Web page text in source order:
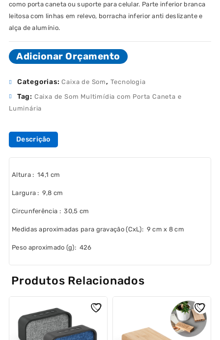
como porta caneta ou suporte para celular. Parte inferior branca
leitosa com linhas em relevo, borracha inferior anti deslizante e
alça de alumínio.
Adicionar Orçamento
Categorias:Caixa de Som, Tecnologia
Tag: Caixa de Som Multimídia com Porta Caneta e
Luminária
Descrição
Altura: 14,1 cm
Largura : 9,8 cm
Circunferência : 30,5 cm
Medidas aproximadas para gravação(CxL): 9 cm x 8 cm
Peso aproximado (g): 426
Produtos Relacionados